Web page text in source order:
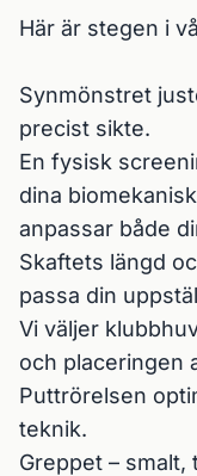
Här är stegen i
Synmönstret
precist sikte.
En fysisk
dina
anpassar både
Skaftets längd
passa din
Vi väljer
och placeringen
Puttrörelsen
teknik.
Greppet –